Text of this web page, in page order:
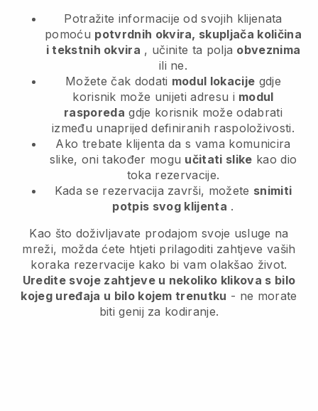
Potražite informacije od svojih klijenata
pomoću potvrdnih okvira, skupljača količina
i tekstnih okvira , učinite ta polja obveznima
ili ne.
Možete čak dodati modul lokacije gdje
korisnik može unijeti adresu i modul
rasporeda gdje korisnik može odabrati
između unaprijed definiranih raspoloživosti.
Ako trebate klijenta da s vama komunicira
slike, oni također mogu učitati slike kao dio
toka rezervacije.
Kada se rezervacija završi, možete snimiti
potpis svog klijenta .
Kao što doživljavate prodajom svoje usluge na
mreži, možda ćete htjeti prilagoditi zahtjeve vaših
koraka rezervacije kako bi vam olakšao život.
Uredite svoje zahtjeve u nekoliko klikova s bilo
kojeg uređaja u bilo kojem trenutku - ne morate
biti genij za kodiranje.